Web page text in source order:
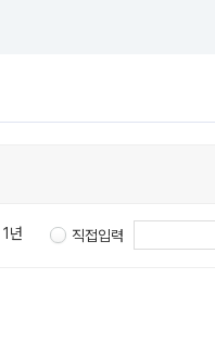
1년 직접입력